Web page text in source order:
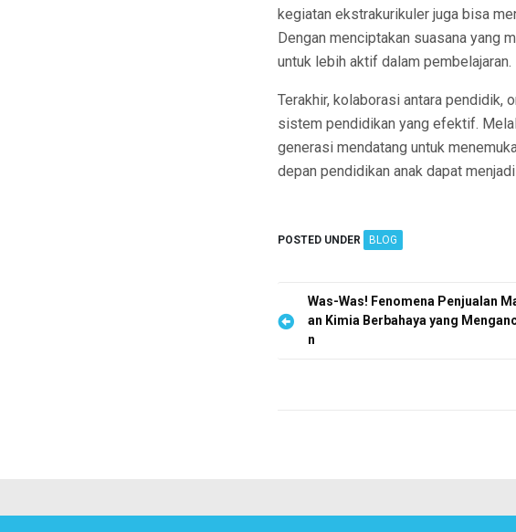
kegiatan ekstrakurikuler juga bisa
Dengan menciptakan suasana yang
untuk lebih aktif dalam pembelajaran.
Terakhir, kolaborasi antara pendidik,
sistem pendidikan yang efektif.
generasi mendatang untuk
depan pendidikan anak dapat
POSTED UNDER BLOG
P
v
Was-Was! Fenomena Penjualan
an Kimia Berbahaya yang
n